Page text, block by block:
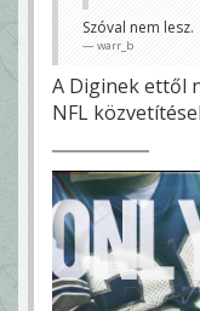
Szóval nem lesz.
warr_b
A Diginek ettől
NFL